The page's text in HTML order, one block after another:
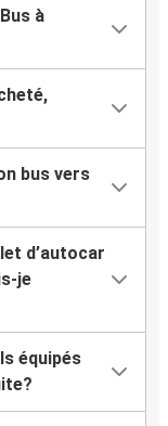
à
bus vers
d’autocar
je
équipés